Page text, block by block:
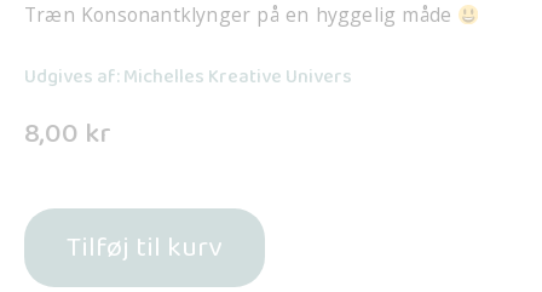
Træn Konsonantklynger på en hyggelig måde
Udgives af: Michelles Kreative Univers
8,00 kr
Tilføj til kurv